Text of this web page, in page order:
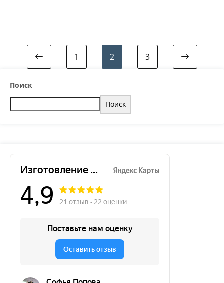
1 2 3
Поиск
Поиск